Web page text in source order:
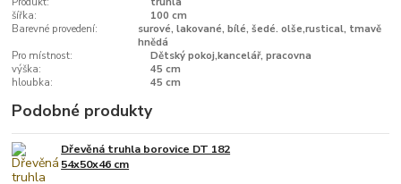
šířka:
100 cm
Barevné provedení:
surové, lakované, bílé, šedé. olše,rustical, tmavě
hnědá
Pro místnost:
Dětský pokoj,kancelář, pracovna
výška:
45 cm
hloubka:
45 cm
Podobné produkty
Dřevěná truhla borovice DT 182
54x50x46 cm